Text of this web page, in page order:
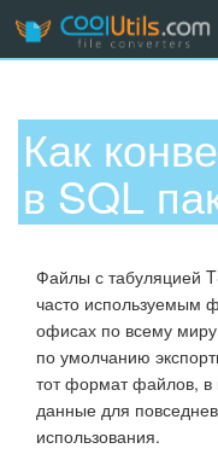
Как
в SQL
Файлы с табуляцией
часто используемым
офисах по всему
по умолчанию
тот формат файлов,
данные для
использования.